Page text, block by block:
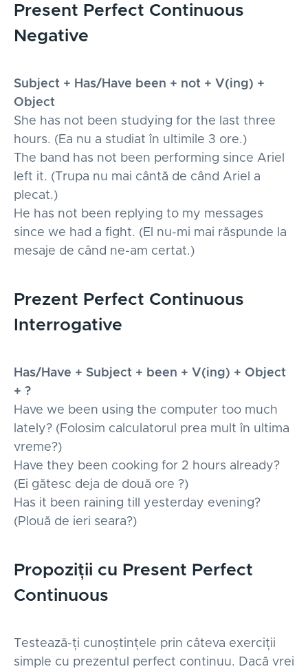
Present Perfect Continuous
Negative
Subject + Has/Have been + not + V(ing) +
Object
She has not been studying for the last three
hours. (Ea nu a studiat în ultimile 3 ore.)
The band has not been performing since Ariel
left it. (Trupa nu mai cântă de când Ariel a
plecat.)
He has not been replying to my messages
since we had a fight. (El nu-mi mai răspunde la
mesaje de când ne-am certat.)
Prezent Perfect Continuous
Interrogative
Has/Have + Subject + been + V(ing) + Object
+ ?
Have we been using the computer too much
lately? (Folosim calculatorul prea mult în ultima
vreme?)
Have they been cooking for 2 hours already?
(Ei gătesc deja de două ore ?)
Has it been raining till yesterday evening?
(Plouă de ieri seara?)
Propoziții cu Present Perfect
Continuous
Testează-ți cunoștințele prin câteva exerciții
simple cu prezentul perfect continuu. Dacă vrei